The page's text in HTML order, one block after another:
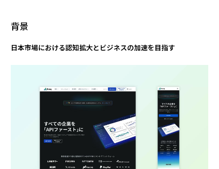
2026/07/29 技術ブログ
承認ボタンを押しただけ！ Cursor がやっ
2026/07/27
Movable Type と WordPress の DB 接続
情報を AWS Secrets Manager で管理す
る
2026/07/01 技術ブログ
背景
日本市場における認知拡大とビジネスの加速を目指す